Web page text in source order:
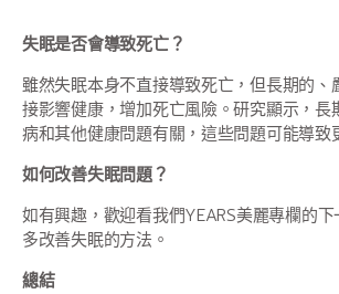
失眠是否會導致死亡？
雖然失眠本身不直接導致死亡，但長期的、
接影響健康，增加死亡風險。研究顯示，長
病和其他健康問題有關，這些問題可能導致
如何改善失眠問題？
如有興趣，歡迎看我們YEARS美麗專欄的
多改善失眠的方法。
總結